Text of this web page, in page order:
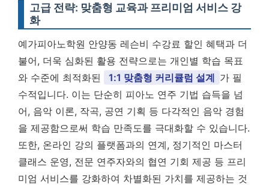
고급 전략: 맞춤형 교육과 프리미엄 서비스 강
화
예가피아노학원 안양동 레슨비 수강료 할인 혜택과 더
불어, 더욱 심화된 활용 전략으로는 개인별 학습 목표
와 수준에 최적화된
1:1 맞춤형 커리큘럼 설계 가 필
수적입니다. 이는 단순히 피아노 연주 기법 습득을 넘
어, 음악 이론, 작곡, 공연 기획 등 다각적인 음악 경험
을 제공함으로써 학습 만족도를 극대화할 수 있습니다.
또한, 온라인 강의 플랫폼과의 연계, 정기적인 마스터
클래스 운영, 전문 연주자와의 협연 기회 제공 등 프리
미엄 서비스를 강화하여 차별화된 가치를 제공하는 것